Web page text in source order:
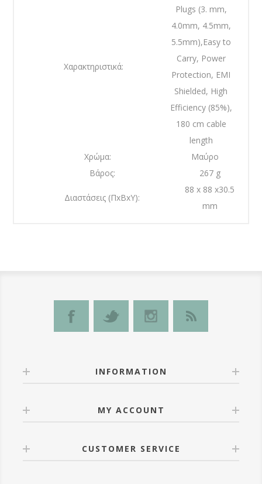
Χαρακτηριστικά:
Plugs (3. mm,
4.0mm, 4.5mm,
5.5mm),Easy to
Carry, Power
Protection, EMI
Shielded, High
Efficiency (85%),
180 cm cable
length
Χρώμα:
Μαύρο
Βάρος:
267 g
Διαστάσεις (ΠxΒxΥ):
88 x 88 x30.5
mm
INFORMATION
MY ACCOUNT
CUSTOMER SERVICE